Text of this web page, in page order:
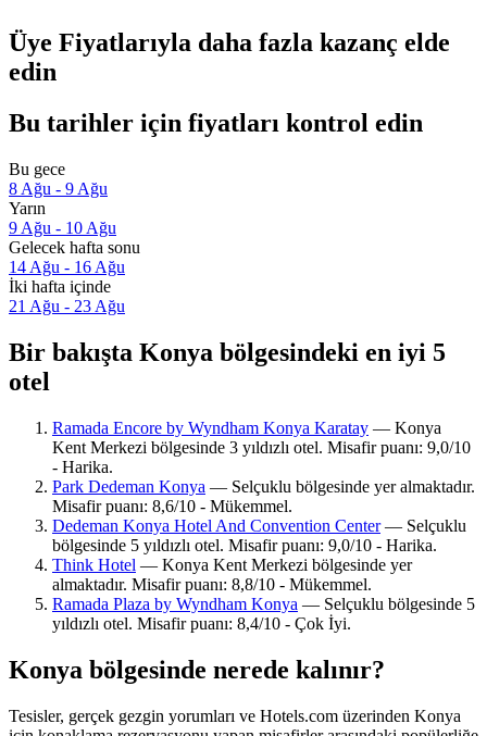
Üye Fiyatlarıyla daha fazla kazanç elde
edin
Bu tarihler için fiyatları kontrol edin
Bu gece
8 Ağu - 9 Ağu
Yarın
9 Ağu - 10 Ağu
Gelecek hafta sonu
14 Ağu - 16 Ağu
İki hafta içinde
21 Ağu - 23 Ağu
Bir bakışta Konya bölgesindeki en iyi 5
otel
Ramada Encore by Wyndham Konya Karatay — Konya
Kent Merkezi bölgesinde 3 yıldızlı otel. Misafir puanı: 9,0/10
- Harika.
Park Dedeman Konya — Selçuklu bölgesinde yer almaktadır.
Misafir puanı: 8,6/10 - Mükemmel.
Dedeman Konya Hotel And Convention Center— Selçuklu
bölgesinde 5 yıldızlı otel. Misafir puanı: 9,0/10 - Harika.
Think Hotel — Konya Kent Merkezi bölgesinde yer
almaktadır. Misafir puanı: 8,8/10 - Mükemmel.
Ramada Plaza by Wyndham Konya — Selçuklu bölgesinde 5
yıldızlı otel. Misafir puanı: 8,4/10 - Çok İyi.
Konya bölgesinde nerede kalınır?
Tesisler, gerçek gezgin yorumları ve Hotels.com üzerinden Konya